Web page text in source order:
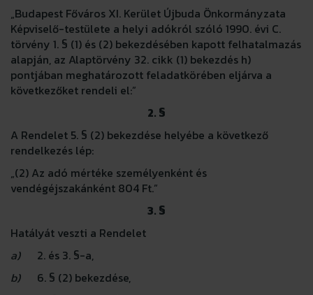
„Budapest Főváros XI. Kerület Újbuda Önkormányzata
Képviselő-testülete a helyi adókról szóló 1990. évi C.
törvény 1. § (1) és (2) bekezdésében kapott felhatalmazás
alapján, az Alaptörvény 32. cikk (1) bekezdés h)
pontjában meghatározott feladatkörében eljárva a
következőket rendeli el:”
2. §
A Rendelet 5. § (2) bekezdése helyébe a következő
rendelkezés lép:
„(2) Az adó mértéke személyenként és
vendégéjszakánként 804 Ft.”
3. §
Hatályát veszti a Rendelet
a)2. és 3. §-a,
b)6. § (2) bekezdése,